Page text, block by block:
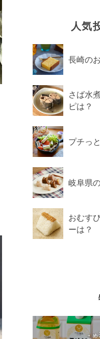
人気
長崎の
さば水
ピは？
プチっ
岐阜県
おむす
ーは？